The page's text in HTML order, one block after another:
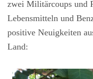
zwei Militärcoups und
Lebensmitteln und
positive Neuigkeiten
Land: